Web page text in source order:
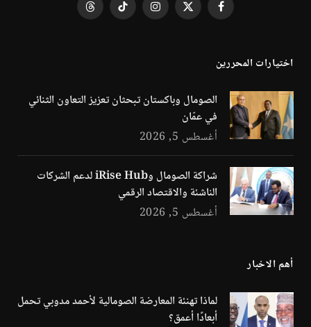
فيسبوك X
الانستغرامتيكتوك Threads
اختيارات المحررين
الصومال وباكستان تبحثان تعزيز التعاون الثنائي
في عمّان
أغسطس 5, 2026
شراكة الصومال وiRise Hub لدعم الشركات
الناشئة والاقتصاد الرقمي
أغسطس 5, 2026
أهم الاخبار
لماذا تهنئة المعارضة الصومالية لأحمد مدوبي تحمل
أبعادًا أعمق؟